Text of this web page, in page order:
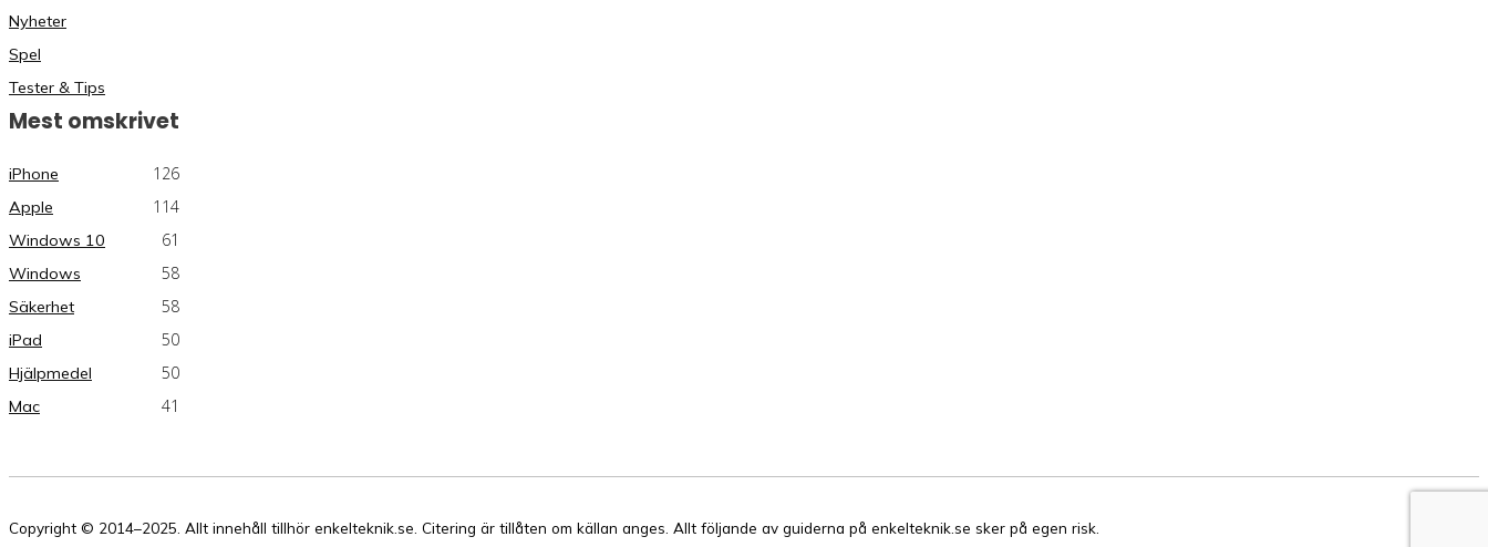
Nyheter
Spel
Tester & Tips
Mest omskrivet
iPhone 126
Apple 114
Windows 10 61
Windows 58
Säkerhet 58
iPad 50
Hjälpmedel 50
Mac 41
Copyright © 2014–2025. Allt innehåll tillhör enkelteknik.se. Citering är tillåten om källan anges. Allt följande av guiderna på enkelteknik.se sker på egen risk.